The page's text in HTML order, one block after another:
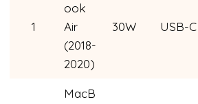
1
ook
Air
(2018-
2020)
30W USB-C
MacB